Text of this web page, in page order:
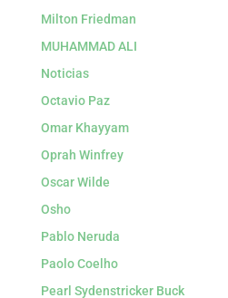
Milton Friedman
MUHAMMAD ALI
Noticias
Octavio Paz
Omar Khayyam
Oprah Winfrey
Oscar Wilde
Osho
Pablo Neruda
Paolo Coelho
Pearl Sydenstricker Buck